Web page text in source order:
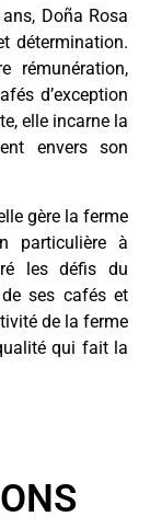
Doña Rosa
détermination.
rémunération,
d’exception
elle incarne la
envers son
gère la ferme
particulière à
les défis du
ses cafés et
de la ferme
qui fait la